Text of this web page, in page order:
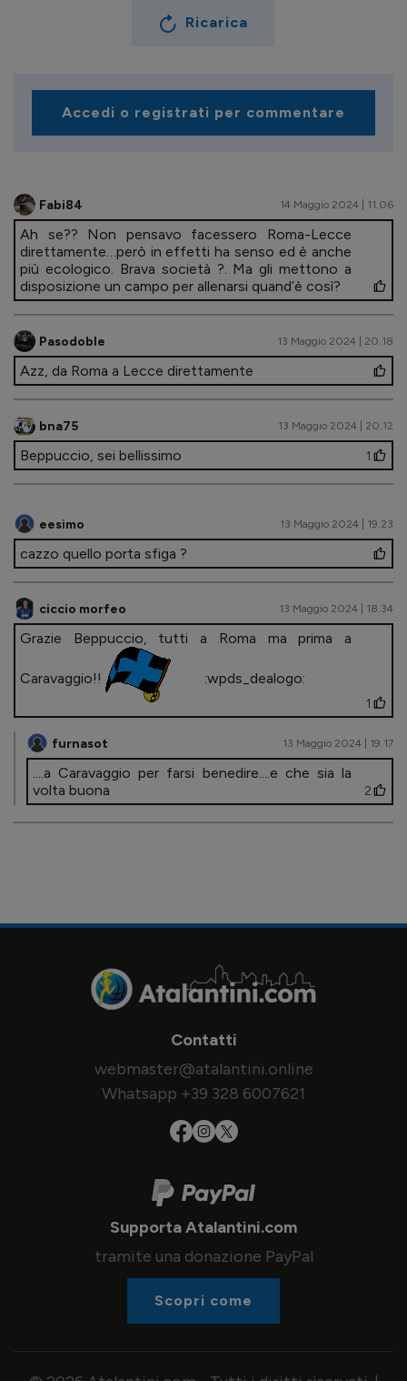
Ricarica
Accedi o registrati per commentare
Fabi84 14 Maggio 2024 | 11.06
Ah se?? Non pensavo facessero Roma-Lecce
direttamente…però in effetti ha senso ed è anche
più ecologico. Brava società ?. Ma gli mettono a
disposizione un campo per allenarsi quand’è così?
Pasodoble 13 Maggio 2024 | 20.18
Azz, da Roma a Lecce direttamente
bna75 13 Maggio 2024 | 20.12
Beppuccio, sei bellissimo 1
eesimo 13 Maggio 2024 | 19.23
cazzo quello porta sfiga ?
ciccio morfeo 13 Maggio 2024 | 18.34
Grazie Beppuccio, tutti a Roma ma prima a
Caravaggio!! :wpds_dealogo:
1
furnasot 13 Maggio 2024 | 19.17
....a Caravaggio per farsi benedire....e che sia la
volta buona
2
Contatti
webmaster@atalantini.online
Whatsapp +39 328 6007621
Supporta Atalantini.com
tramite una donazione PayPal
Scopri come